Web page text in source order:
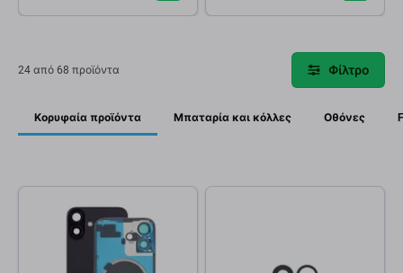
24 από 68 προϊόντα Φίλτρο
Κορυφαία προϊόντα Μπαταρία και κόλλες Οθόνες